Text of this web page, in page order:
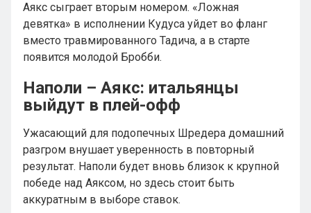
Аякс сыграет вторым номером. «Ложная
девятка» в исполнении Кудуса уйдет во фланг
вместо травмированного Тадича, а в старте
появится молодой Бробби.
Наполи – Аякс: итальянцы
выйдут в плей-офф
Ужасающий для подопечных Шредера домашний
разгром внушает уверенность в повторный
результат. Наполи будет вновь близок к крупной
победе над Аяксом, но здесь стоит быть
аккуратным в выборе ставок.